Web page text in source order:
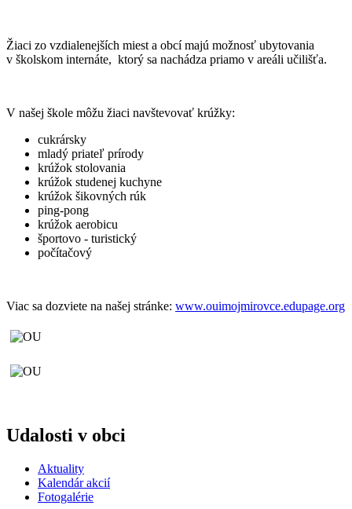
Žiaci zo vzdialenejších miest a obcí majú možnosť ubytovania
v školskom internáte, ktorý sa nachádza priamo v areáli učilišťa.
V našej škole môžu žiaci navštevovať krúžky:
cukrársky
mladý priateľ prírody
krúžok stolovania
krúžok studenej kuchyne
krúžok šikovných rúk
ping-pong
krúžok aerobicu
športovo - turistický
počítačový
Viac sa dozviete na našej stránke: www.ouimojmirovce.edupage.org
Udalosti v obci
Aktuality
Kalendár akcií
Fotogalérie